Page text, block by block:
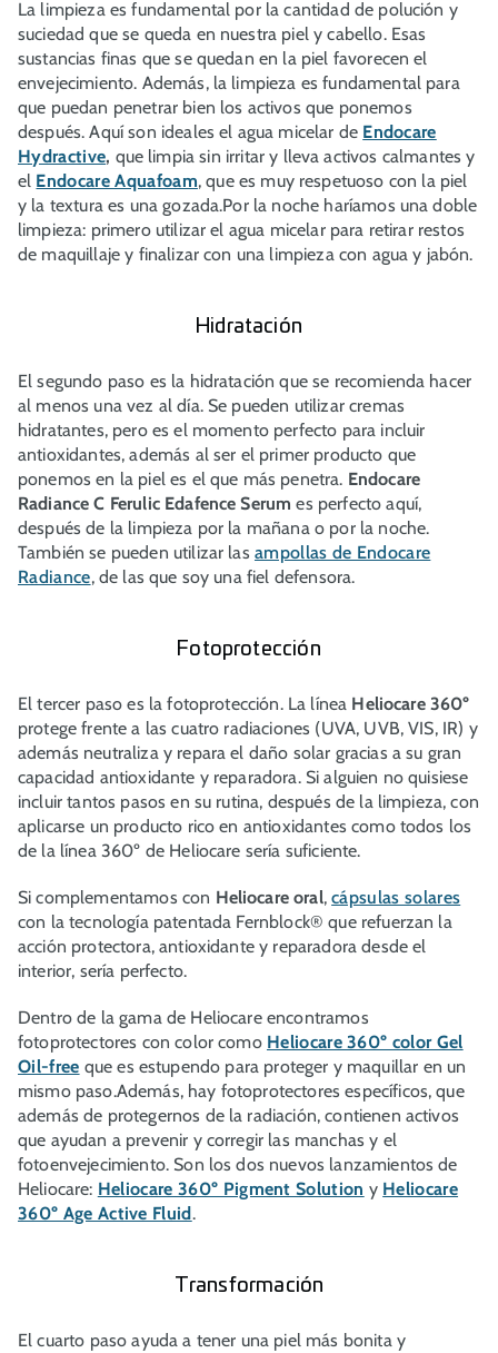
La limpieza es fundamental por la cantidad de polución y
suciedad que se queda en nuestra piel y cabello. Esas
sustancias finas que se quedan en la piel favorecen el
envejecimiento. Además, la limpieza es fundamental para
que puedan penetrar bien los activos que ponemos
después. Aquí son ideales el agua micelar de Endocare
Hydractive, que limpia sin irritar y lleva activos calmantes y
el Endocare Aquafoam, que es muy respetuoso con la piel
y la textura es una gozada.Por la noche haríamos una doble
limpieza: primero utilizar el agua micelar para retirar restos
de maquillaje y finalizar con una limpieza con agua y jabón.
Hidratación
El segundo paso es la hidratación que se recomienda hacer
al menos una vez al día. Se pueden utilizar cremas
hidratantes, pero es el momento perfecto para incluir
antioxidantes, además al ser el primer producto que
ponemos en la piel es el que más penetra. Endocare
Radiance C Ferulic Edafence Serum es perfecto aquí,
después de la limpieza por la mañana o por la noche.
También se pueden utilizar las ampollas de Endocare
Radiance, de las que soy una fiel defensora.
Fotoprotección
El tercer paso es la fotoprotección. La línea Heliocare 360º
protege frente a las cuatro radiaciones (UVA, UVB, VIS, IR) y
además neutraliza y repara el daño solar gracias a su gran
capacidad antioxidante y reparadora. Si alguien no quisiese
incluir tantos pasos en su rutina, después de la limpieza, con
aplicarse un producto rico en antioxidantes como todos los
de la línea 360º de Heliocare sería suficiente.
Si complementamos con Heliocare oral,cápsulas solares
con la tecnología patentada Fernblock® que refuerzan la
acción protectora, antioxidante y reparadora desde el
interior, sería perfecto.
Dentro de la gama de Heliocare encontramos
fotoprotectores con color como Heliocare 360º color Gel
Oil-free que es estupendo para proteger y maquillar en un
mismo paso.Además, hay fotoprotectores específicos, que
además de protegernos de la radiación, contienen activos
que ayudan a prevenir y corregir las manchas y el
fotoenvejecimiento. Son los dos nuevos lanzamientos de
Heliocare: Heliocare 360º Pigment Solution y Heliocare
360º Age Active Fluid.
Transformación
El cuarto paso ayuda a tener una piel más bonita y